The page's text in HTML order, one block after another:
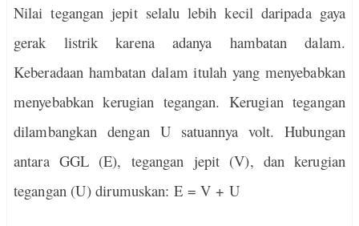
Nilai tegangan jepit selalu lebih kecil daripada gaya
gerak listrik karena adanya hambatan dalam.
Keberadaan hambatan dalam itulah yang menyebabkan
menyebabkan kerugian tegangan. Kerugian tegangan
dilambangkan dengan U satuannya volt. Hubungan
antara GGL (E), tegangan jepit (V), dan kerugian
tegangan (U) dirumuskan: E = V + U